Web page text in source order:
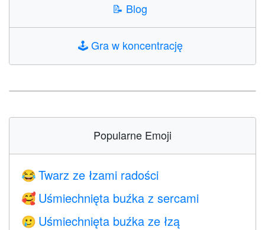
📝 Blog
🕹️Gra w koncentrację
Popularne Emoji
😂 Twarz ze łzami radości
🥰 Uśmiechnięta buźka z sercami
🥲 Uśmiechnięta buźka ze łzą